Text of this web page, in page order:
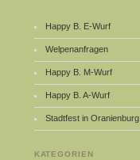
Happy B. E-Wurf
Welpenanfragen
Happy B. M-Wurf
Happy B. A-Wurf
Stadtfest in Oranienburg
KATEGORIEN